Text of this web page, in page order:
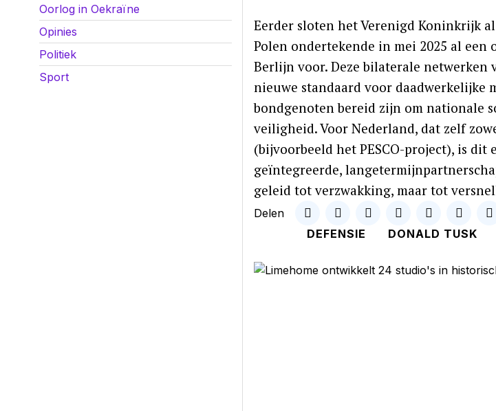
Eerder sloten het Verenigd Koninkrijk
Polen ondertekende in mei 2025 al
Berlijn voor. Deze bilaterale netwerken
nieuwe standaard voor daadwerkelijke
bondgenoten bereid zijn om nationale
veiligheid. Voor Nederland, dat zelf
(bijvoorbeeld het PESCO-project), is
geïntegreerde,
geleid tot verzwakking, maar tot
Delen
DEFENSIE
DONALD TUSK
Oorlog in Oekraïne
Opinies
Politiek
Sport